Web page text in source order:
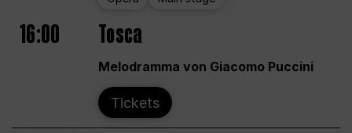
16:00 Tosca
Melodramma von Giacomo Puccini
Tickets